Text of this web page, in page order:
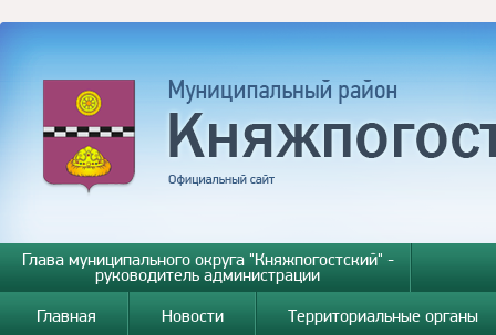
Глава муниципального округа "Княжпогостский" -
руководитель администрации
Главная
Новости Территориальные органы